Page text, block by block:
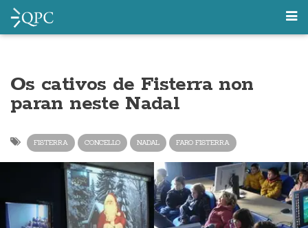
Os cativos de Fisterra non
paran neste Nadal
FISTERRA CONCELLO NADAL FARO FISTERRA